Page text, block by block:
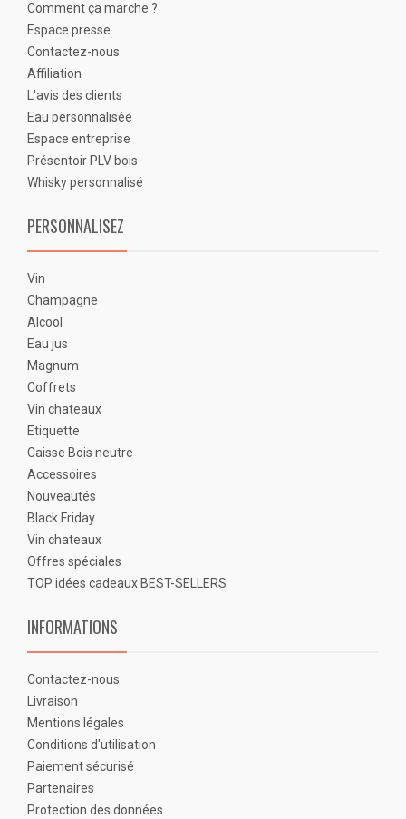
Comment ça marche ?
Espace presse
Contactez-nous
Affiliation
L'avis des clients
Eau personnalisée
Espace entreprise
Présentoir PLV bois
Whisky personnalisé
PERSONNALISEZ
Vin
Champagne
Alcool
Eau jus
Magnum
Coffrets
Vin chateaux
Etiquette
Caisse Bois neutre
Accessoires
Nouveautés
Black Friday
Vin chateaux
Offres spéciales
TOP idées cadeaux BEST-SELLERS
INFORMATIONS
Contactez-nous
Livraison
Mentions légales
Conditions d'utilisation
Paiement sécurisé
Partenaires
Protection des données